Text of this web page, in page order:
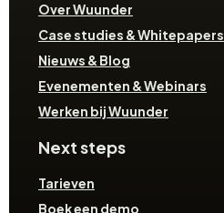
Over Wuunder
Case studies & Whitepapers
Nieuws & Blog
Evenementen & Webinars
Werken bij Wuunder
Next steps
Tarieven
Boek een demo